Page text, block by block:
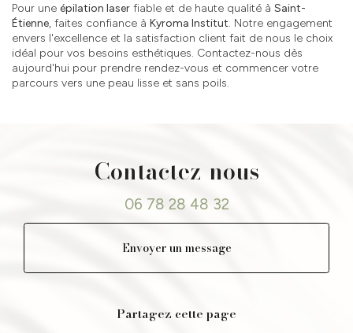
Pour une épilation laser fiable et de haute qualité à Saint-
Étienne, faites confiance à Kyroma Institut. Notre engagement
envers l'excellence et la satisfaction client fait de nous le choix
idéal pour vos besoins esthétiques. Contactez-nous dès
aujourd'hui pour prendre rendez-vous et commencer votre
parcours vers une peau lisse et sans poils.
Contactez-nous
06 78 28 48 32
Envoyer un message
Partagez cette page